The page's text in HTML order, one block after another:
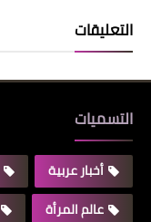
التعليقات
التسميات
أخبار عربية
عالم المرأة